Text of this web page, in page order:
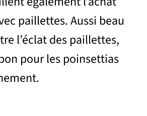
paillettes. Aussi beau
l’éclat des paillettes,
pour les poinsettias